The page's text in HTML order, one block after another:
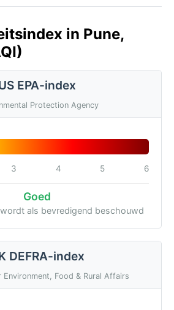
in Pune,
EPA-index
Protection Agency
3 4 5 6
Goed
als bevredigend beschouwd
DEFRA-index
Food & Rural Affairs